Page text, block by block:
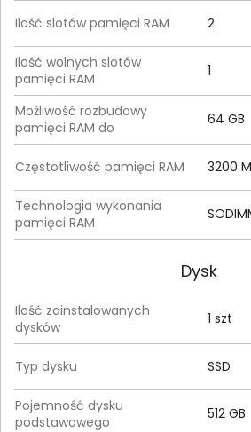
Ilość slotów pamięci RAM 2
Ilość wolnych slotów
pamięci RAM
1
Możliwość rozbudowy
pamięci RAM do
64 GB
Częstotliwość pamięci RAM 3200
Technologia wykonania
pamięci RAM
Dysk
Ilość zainstalowanych
dysków
1 szt
Typ dysku SSD
Pojemność dysku
podstawowego
512 GB